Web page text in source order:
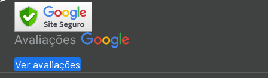
Ver avaliações